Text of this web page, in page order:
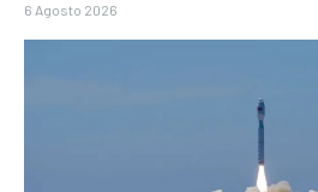
6 Agosto 2026